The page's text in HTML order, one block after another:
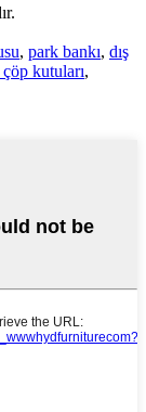
, park bankı, dış
çöp kutuları,